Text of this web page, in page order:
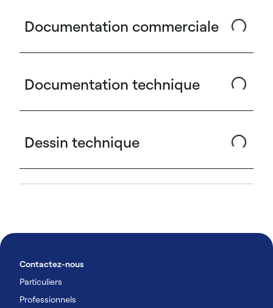
Documentation commerciale
Documentation technique
Dessin technique
Contactez-nous
Particuliers
Professionnels